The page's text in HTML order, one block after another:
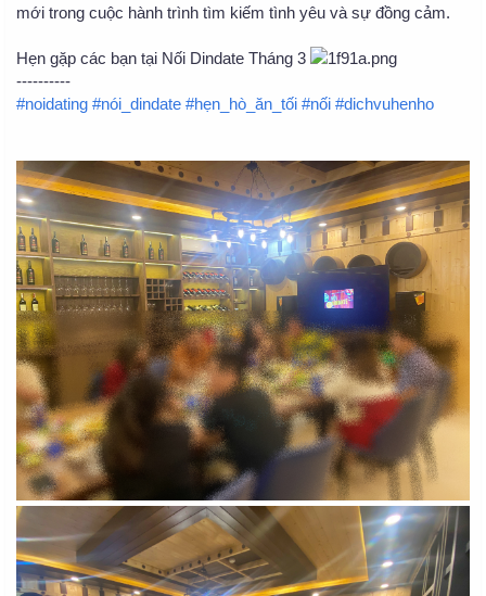
mới trong cuộc hành trình tìm kiếm tình yêu và sự đồng cảm.
Hẹn gặp các bạn tại Nối Dindate Tháng 3
----------
#noidating #nói_dindate #hẹn_hò_ăn_tối #nối #dichvuhenho